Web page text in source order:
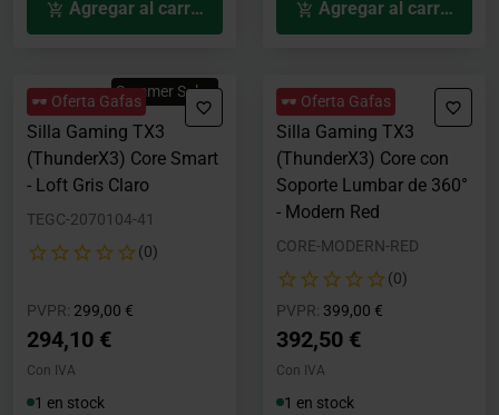
Agregar al carrito Agregar al carrito
🕶️ Oferta Gafas
Summer Sales
Silla Gaming TX3
(ThunderX3) Core Smart
- Loft Gris Claro
TEGC-2070104-41
(0)
PVPR: Precio rebajado desde
299,00 €
294,10 €
Con IVA
1 en stock
🕶️ Oferta Gafas
Silla Gaming TX3
(ThunderX3) Core con
Soporte Lumbar de 360°
- Modern Red
CORE-MODERN-RED
(0)
PVPR: Precio rebajado desde
399,00 €
392,50 €
Con IVA
1 en stock